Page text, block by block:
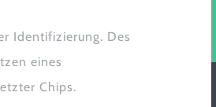
Identifizierung. Des
eines
Chips.